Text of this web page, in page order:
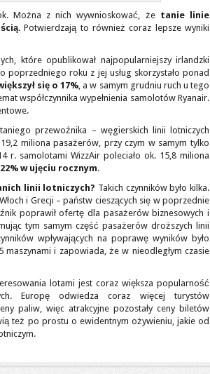
Można z nich wywnioskować, że tanie linie
. Potwierdzają to również coraz lepsze wyniki
które opublikował najpopularniejszy irlandzki
poprzedniego roku z jej usług skorzystało ponad
się o 17%, a w samym grudniu ruch u tego
współczynnika wypełnienia samolotów Ryanair.
przewoźnika – węgierskich linii lotniczych
miliona pasażerów, przy czym w samym tylko
r. samolotami WizzAir poleciało ok. 15,8 miliona
w ujęciu rocznym.
linii lotniczych? Takich czynników było kilka.
i Grecji – państw cieszących się w poprzednie
poprawił ofertę dla pasażerów biznesowych i
tym samym część pasażerów droższych linii
wpływających na poprawę wyników było
i zapowiada, że w nieodległym czasie
lotami jest coraz większa popularność
Europę odwiedza coraz więcej turystów
paliw, więc atrakcyjne pozostały ceny biletów
też po prostu o ewidentnym ożywieniu, jakie od